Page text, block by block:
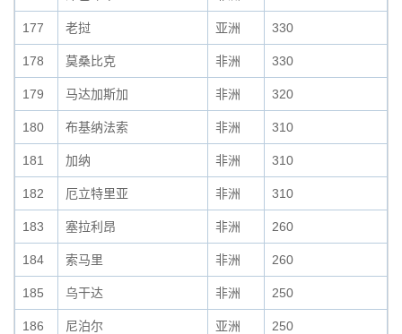
177 老挝 亚洲 330
178 莫桑比克 非洲 330
179 马达加斯加 非洲 320
180 布基纳法索 非洲 310
181 加纳 非洲 310
182 厄立特里亚 非洲 310
183 塞拉利昂 非洲 260
184 索马里 非洲 260
185 乌干达 非洲 250
186 尼泊尔 亚洲 250